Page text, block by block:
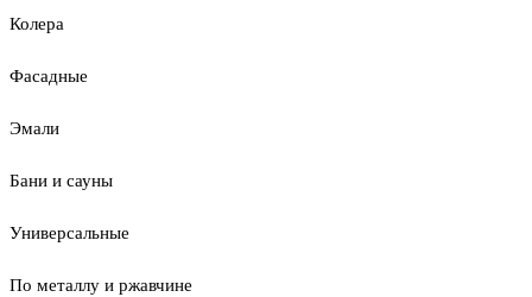
Колера
Фасадные
Эмали
Бани и сауны
Универсальные
По металлу и ржавчине